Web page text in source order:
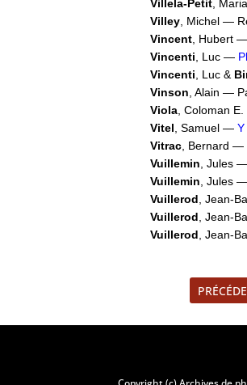
Villela-Petit,
Villey, Michel —
Vincent, Hubert
Vincenti , Luc —
Vincenti , Luc &
Vinson , Alain —
Viola, Coloman
Vitel , Samuel — Y
Vitrac, Bernard —
Vuillemin , Jules —
Vuillemin , Jules
Vuillerod , Jean-
Vuillerod , Jean-
Vuillerod , Jean-